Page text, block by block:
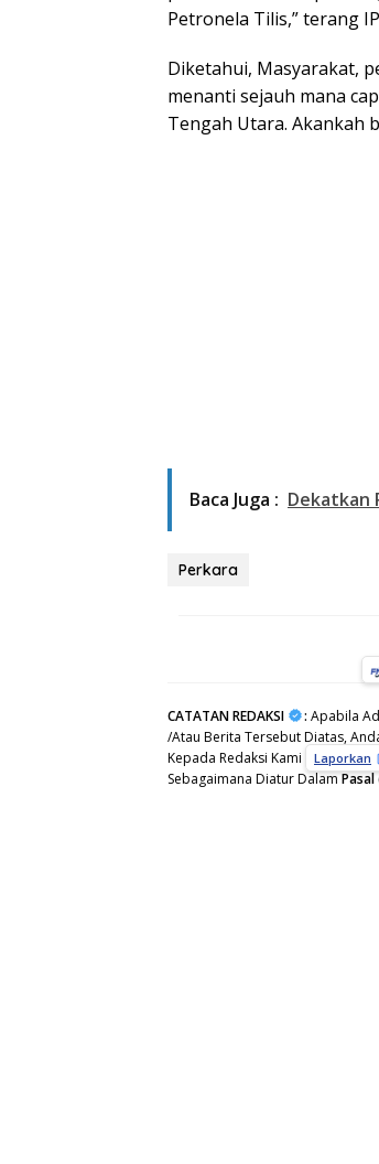
Petronela Tilis,” terang
Diketahui, Masyarakat,
menanti sejauh mana
Tengah Utara. Akankah
Baca Juga : Dekatkan
Perkara
CATATAN REDAKSI : Apabila
/Atau Berita Tersebut Diatas,
Kepada Redaksi Kami
Laporkan
Sebagaimana Diatur Dalam